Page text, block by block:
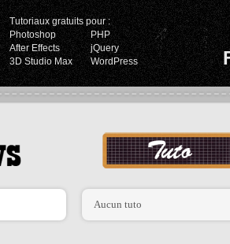
Tutoriaux gratuits pour :
Photoshop
PHP
After Effects
jQuery
3D Studio Max
WordPress
Aucun tuto